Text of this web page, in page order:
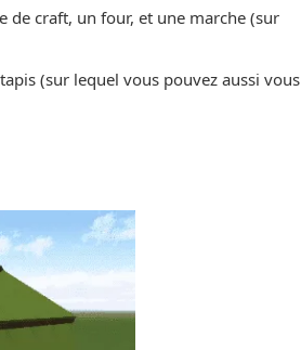
de craft, un four, et une marche (sur
(sur lequel vous pouvez aussi vous